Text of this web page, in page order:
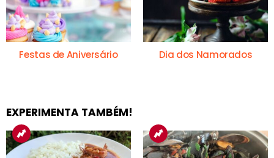
Festas de Aniversário Dia dos Namorados
EXPERIMENTA TAMBÉM!